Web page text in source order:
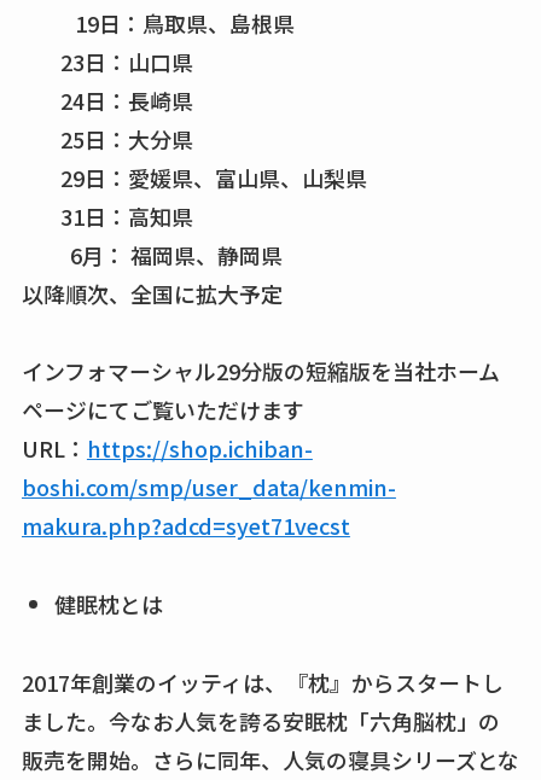
19日：鳥取県、島根県
23日：山口県
24日：長崎県
25日：大分県
29日：愛媛県、富山県、山梨県
31日：高知県
6月： 福岡県、静岡県
以降順次、全国に拡大予定
インフォマーシャル29分版の短縮版を当社ホーム
ページにてご覧いただけます
URL： https://shop.ichiban-
boshi.com/smp/user_data/kenmin-
makura.php?adcd=syet71vecst
健眠枕とは
2017年創業のイッティは、『枕』からスタートし
ました。今なお人気を誇る安眠枕「六角脳枕」の
販売を開始。さらに同年、人気の寝具シリーズとな